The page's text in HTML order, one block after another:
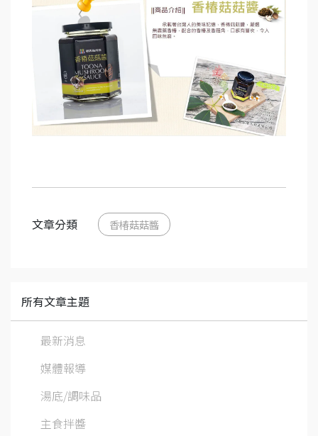
文章分類 香椿菇菇醬
所有文章主題
最新消息
媒體報導
湯底/調味品
主食拌醬